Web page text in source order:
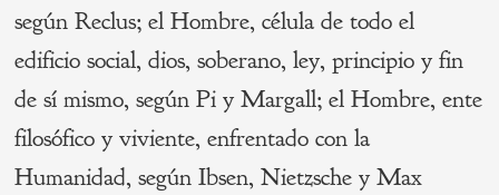
según Reclus; el Hombre, célula de todo el
edificio social, dios, soberano, ley, principio y fin
de sí mismo, según Pi y Margall; el Hombre, ente
filosófico y viviente, enfrentado con la
Humanidad, según Ibsen, Nietzsche y Max